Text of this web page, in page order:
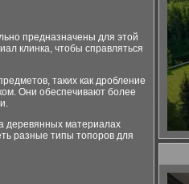
предназначены для этой
клинка, чтобы справляться
таких как дробление
Они обеспечивают более
деревянных материалах
разные типы топоров для